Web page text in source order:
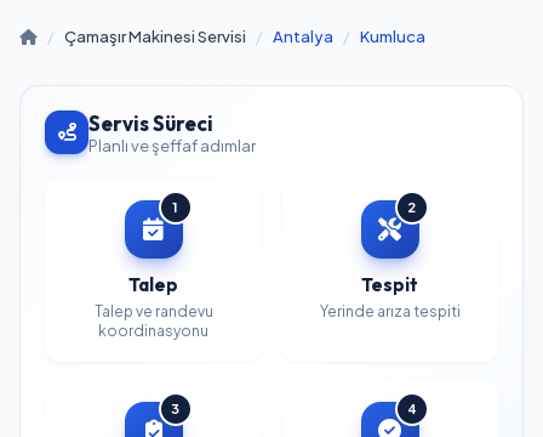
/ Çamaşır Makinesi Servisi / Antalya / Kumluca
Servis Süreci
Planlı ve şeffaf adımlar
1
Talep
Talep ve randevu
koordinasyonu
2
Tespit
Yerinde arıza tespiti
3 4